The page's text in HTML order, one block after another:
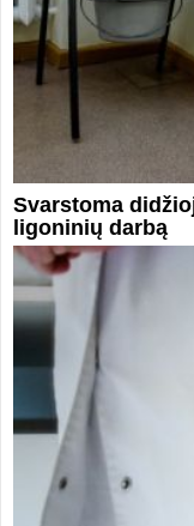
Svarstoma
ligoninių darbą